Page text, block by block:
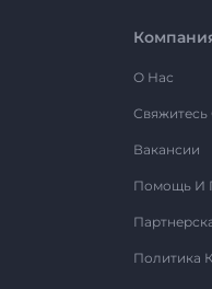
О Нас
Вакансии
Помощь И
Политика